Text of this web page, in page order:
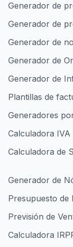
Generador de
Generador de
Generador de
Generador de
Generador de
Plantillas de
Generadores
Calculadora IVA
Calculadora de
Generador de
Presupuesto de
Previsión de
Calculadora